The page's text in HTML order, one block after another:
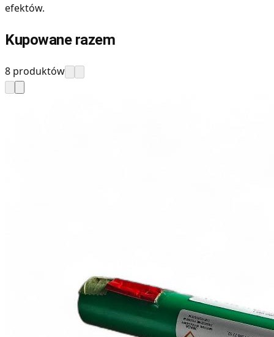
efektów.
Kupowane razem
8 produktów